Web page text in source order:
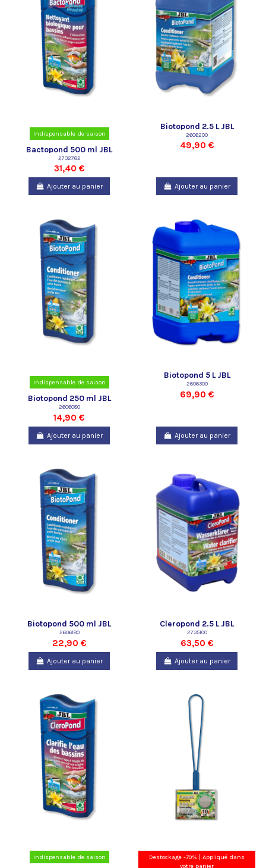
Indispensable de saison
Bactopond 500 ml JBL
2732782
31,40 €
Ajouter au panier
Biotopond 2.5 L JBL
2606200
49,90 €
Ajouter au panier
Indispensable de saison
Biotopond 250 ml JBL
2606080
14,90 €
Ajouter au panier
Biotopond 5 L JBL
2606300
69,90 €
Ajouter au panier
Biotopond 500 ml JBL
2606180
22,90 €
Ajouter au panier
Cleropond 2.5 L JBL
2735100
63,50 €
Ajouter au panier
Indispensable de saison
Destockage -70% | Appliqué dans
votre panier